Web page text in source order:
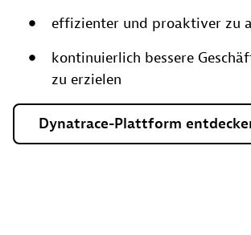
effizienter und proaktiver zu
kontinuierlich bessere
zu erzielen
Dynatrace-Plattform